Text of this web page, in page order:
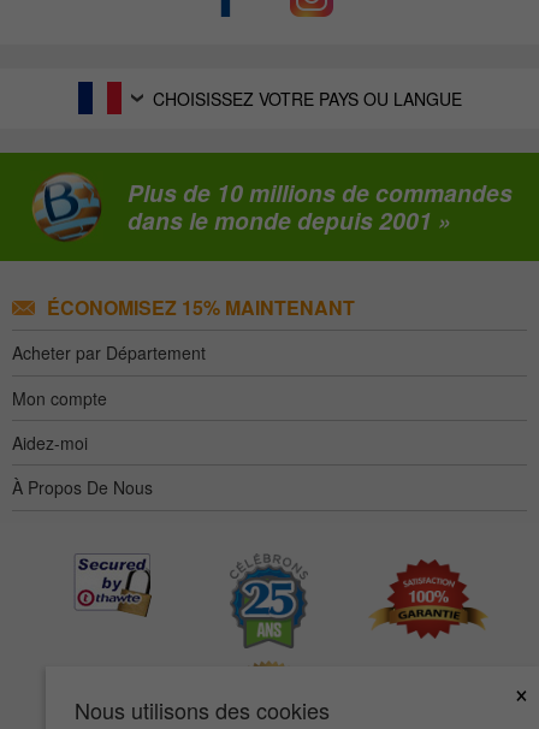
Nous utilisons des cookies
×
CHOISISSEZ VOTRE PAYS OU LANGUE
Plus de 10 millions de commandes
dans le monde depuis 2001 »
ÉCONOMISEZ 15% MAINTENANT
Acheter par Département
Mon compte
Aidez-moi
À Propos De Nous